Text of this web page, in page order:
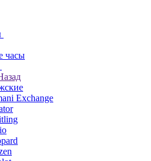
часы
Exchange